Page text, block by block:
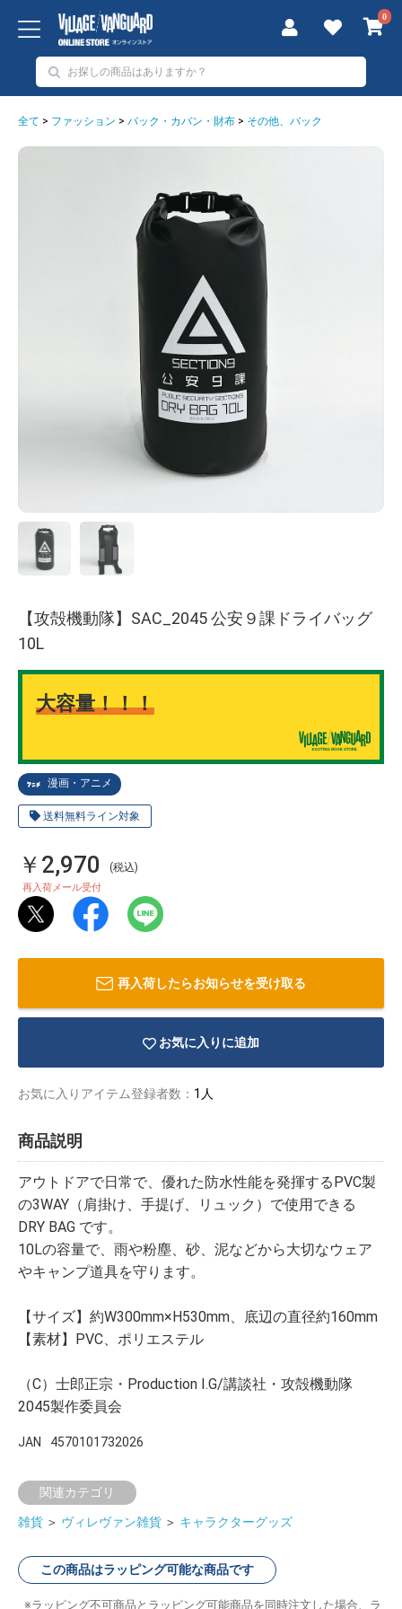
0
全て > ファッション > バック・カバン・財布 > その他、バック
漫画・アニメ
送料無料ライン対象
【攻殻機動隊】SAC_2045 公安９課ドライバッグ
10L
大容量！！！
￥2,970 (税込)
再入荷メール受付
再入荷したらお知らせを受け取る
お気に入りに追加
お気に入りアイテム登録者数： 1人
商品説明
アウトドアで日常で、優れた防水性能を発揮するPVC製
の3WAY（肩掛け、手提げ、リュック）で使用できる
DRY BAG です。
10Lの容量で、雨や粉塵、砂、泥などから大切なウェア
やキャンプ道具を守ります。
【サイズ】約W300mm×H530mm、底辺の直径約160mm
【素材】PVC、ポリエステル
（C）士郎正宗・Production I.G/講談社・攻殻機動隊
2045製作委員会
JAN 4570101732026
関連カテゴリ
雑貨 ＞ ヴィレヴァン雑貨 ＞ キャラクターグッズ
この商品はラッピング可能な商品です
ラッピング不可商品とラッピング可能商品を同時注文した場合、ラ
ーター